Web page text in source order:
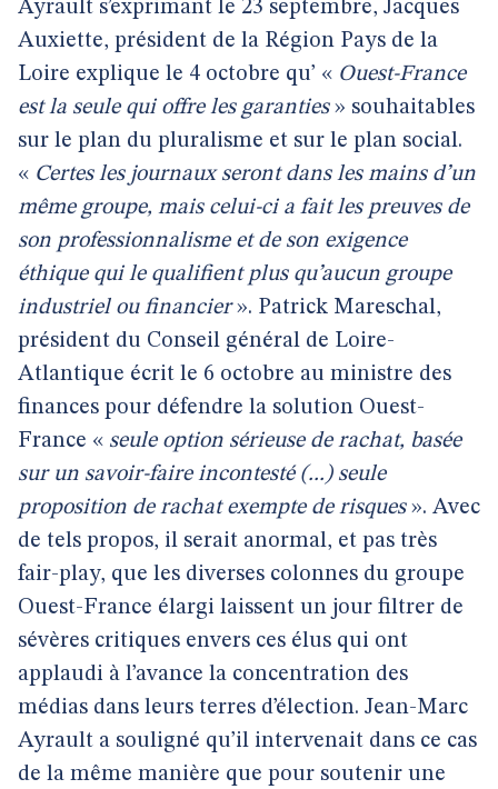
Ayrault s’exprimant le 23 septembre, Jacques
Auxiette, président de la Région Pays de la
Loire explique le 4 octobre qu’ « Ouest-France
est la seule qui offre les garanties» souhaitables
sur le plan du pluralisme et sur le plan social.
« Certes les journaux seront dans les mains d’un
même groupe, mais celui-ci a fait les preuves de
son professionnalisme et de son exigence
éthique qui le qualifient plus qu’aucun groupe
industriel ou financier». Patrick Mareschal,
président du Conseil général de Loire-
Atlantique écrit le 6 octobre au ministre des
finances pour défendre la solution Ouest-
France « seule option sérieuse de rachat, basée
sur un savoir-faire incontesté (...) seule
proposition de rachat exempte de risques». Avec
de tels propos, il serait anormal, et pas très
fair-play, que les diverses colonnes du groupe
Ouest-France élargi laissent un jour filtrer de
sévères critiques envers ces élus qui ont
applaudi à l’avance la concentration des
médias dans leurs terres d’élection. Jean-Marc
Ayrault a souligné qu’il intervenait dans ce cas
de la même manière que pour soutenir une